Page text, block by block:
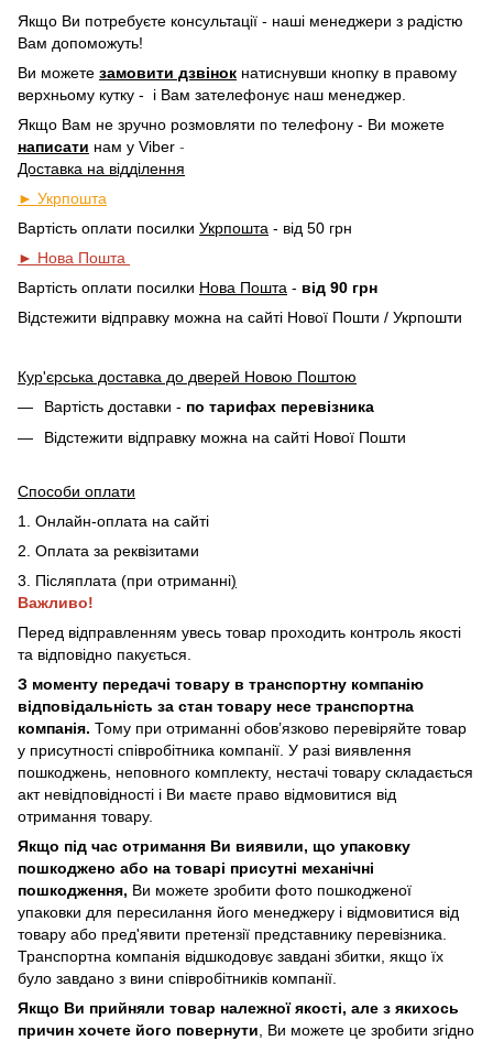
Якщо Ви потребуєте консультації - наші менеджери з радістю
Вам допоможуть!
Ви можете замовити дзвінок натиснувши кнопку в правому
верхньому кутку -
і Вам зателефонує наш менеджер.
Якщо Вам не зручно розмовляти по телефону - Ви можете
написати нам у Viber -
Доставка на відділення
► Укрпошта
Вартість оплати посилки Укрпошта - від 50 грн
► Нова Пошта
Вартість оплати посилки Нова Пошта - від 90 грн
Відстежити відправку можна на сайті Нової Пошти / Укрпошти
Кур'єрська доставка до дверей Новою Поштою
Вартість доставки - по тарифах перевізника
Відстежити відправку можна на сайті Нової Пошти
Способи оплати
1. Онлайн-оплата на сайті
2. Оплата за реквізитами
3. Післяплата (при отриманні)
Важливо!
Перед відправленням увесь товар проходить контроль якості
та відповідно пакується.
З моменту передачі товару в транспортну компанію
відповідальність за стан товару несе транспортна
компанія. Тому при отриманні обов’язково перевіряйте товар
у присутності співробітника компанії. У разі виявлення
пошкоджень, неповного комплекту, нестачі товару складається
акт невідповідності і Ви маєте право відмовитися від
отримання товару.
Якщо під час отримання Ви виявили, що упаковку
пошкоджено або на товарі присутні механічні
пошкодження, Ви можете зробити фото пошкодженої
упаковки для пересилання його менеджеру і відмовитися від
товару або пред'явити претензії представнику перевізника.
Транспортна компанія відшкодовує завдані збитки, якщо їх
було завдано з вини співробітників компанії.
Якщо Ви прийняли товар належної якості, але з якихось
причин хочете його повернути , Ви можете це зробити згідно